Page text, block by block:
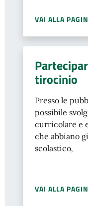
VAI ALLA
tirocinio
Presso le
possibile
curricolare e
che abbiano
scolastico,
VAI ALLA